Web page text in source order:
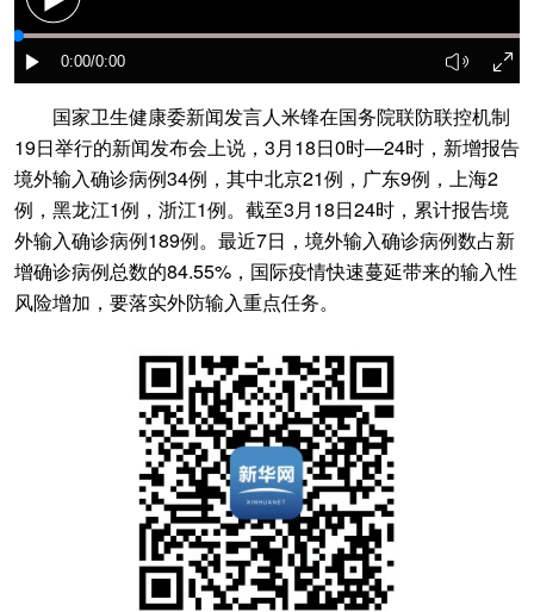
国家卫生健康委新闻发言人米锋在国务院联防联控机制
19日举行的新闻发布会上说，3月18日0时—24时，新增报告
境外输入确诊病例34例，其中北京21例，广东9例，上海2
例，黑龙江1例，浙江1例。截至3月18日24时，累计报告境
外输入确诊病例189例。最近7日，境外输入确诊病例数占新
增确诊病例总数的84.55%，国际疫情快速蔓延带来的输入性
风险增加，要落实外防输入重点任务。